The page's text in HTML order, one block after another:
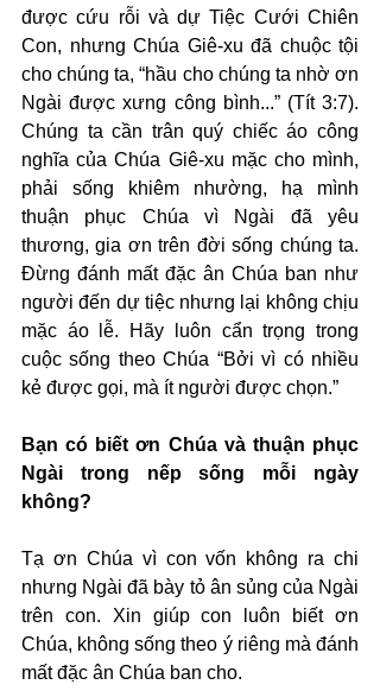
được cứu rỗi và dự Tiệc Cưới Chiên
Con, nhưng Chúa Giê-xu đã chuộc tội
cho chúng ta, “hầu cho chúng ta nhờ ơn
Ngài được xưng công bình...” (Tít 3:7).
Chúng ta cần trân quý chiếc áo công
nghĩa của Chúa Giê-xu mặc cho mình,
phải sống khiêm nhường, hạ mình
thuận phục Chúa vì Ngài đã yêu
thương, gia ơn trên đời sống chúng ta.
Đừng đánh mất đặc ân Chúa ban như
người đến dự tiệc nhưng lại không chịu
mặc áo lễ. Hãy luôn cẩn trọng trong
cuộc sống theo Chúa “Bởi vì có nhiều
kẻ được gọi, mà ít người được chọn.”
Bạn có biết ơn Chúa và thuận phục
Ngài trong nếp sống mỗi ngày
không?
Tạ ơn Chúa vì con vốn không ra chi
nhưng Ngài đã bày tỏ ân sủng của Ngài
trên con. Xin giúp con luôn biết ơn
Chúa, không sống theo ý riêng mà đánh
mất đặc ân Chúa ban cho.